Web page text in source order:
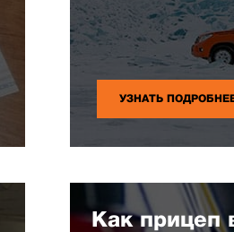
УЗНАТЬ
Как прицеп